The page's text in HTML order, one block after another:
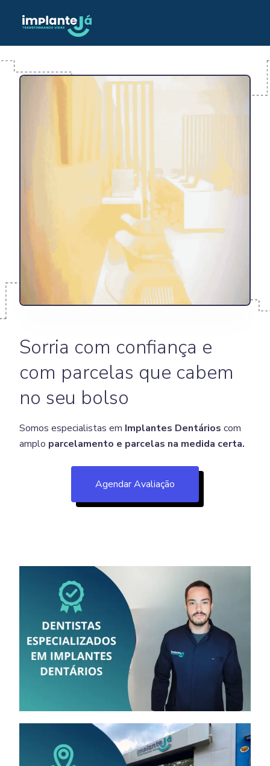
Sorria com confiança e
com parcelas que cabem
no seu bolso
Somos especialistas em Implantes Dentários com
amplo parcelamento e parcelas na medida certa.
Agendar Avaliação